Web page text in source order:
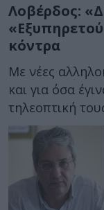
Λοβέρδος:
κόντρα
Με νέες
και για όσα
τηλεοπτική